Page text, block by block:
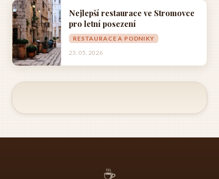
Nejlepší restaurace ve Stromovce
pro letní posezení
RESTAURACE A PODNIKY
23. 05. 2026
☕